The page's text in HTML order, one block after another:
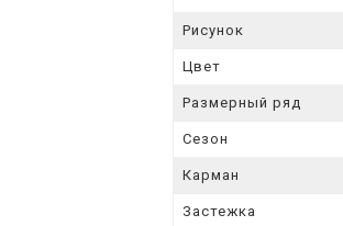
Рисунок
Цвет
Размерный ряд
Сезон
Карман
Застежка